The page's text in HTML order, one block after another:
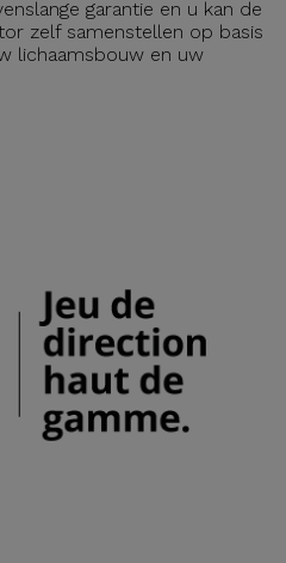
garantie en u kan de
zelf samenstellen op basis
lichaamsbouw en uw